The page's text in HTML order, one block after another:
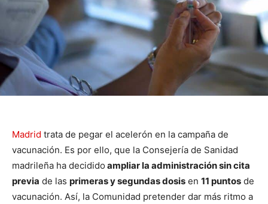
Madrid trata de pegar el acelerón en la campaña de
vacunación. Es por ello, que la Consejería de Sanidad
madrileña ha decidido ampliar la administración sin cita
previa de las primeras y segundas dosis en 11 puntos de
vacunación. Así, la Comunidad pretender dar más ritmo a